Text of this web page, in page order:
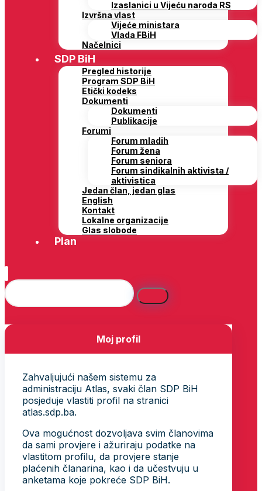
Izaslanici u Vijeću naroda RS
Izvršna vlast
Vijeće ministara
Vlada FBiH
Načelnici
SDP BiH
Pregled historije
Program SDP BiH
Etički kodeks
Dokumenti
Dokumenti
Publikacije
Forumi
Forum mladih
Forum žena
Forum seniora
Forum sindikalnih aktivista /
aktivistica
Jedan član, jedan glas
English
Kontakt
Lokalne organizacije
Glas slobode
Plan
Moj profil
Zahvaljujući našem sistemu za
administraciju Atlas, svaki član SDP BiH
posjeduje vlastiti profil na stranici
atlas.sdp.ba.
Ova mogućnost dozvoljava svim članovima
da sami provjere i ažuriraju podatke na
vlastitom profilu, da provjere stanje
plaćenih članarina, kao i da učestvuju u
anketama koje pokreće SDP BiH.